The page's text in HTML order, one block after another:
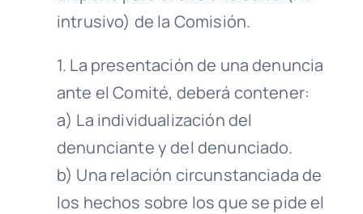
intrusivo) de la Comisión.
1. La presentación de una denuncia
ante el Comité, deberá contener:
a) La individualización del
denunciante y del denunciado.
b) Una relación circunstanciada de
los hechos sobre los que se pide el